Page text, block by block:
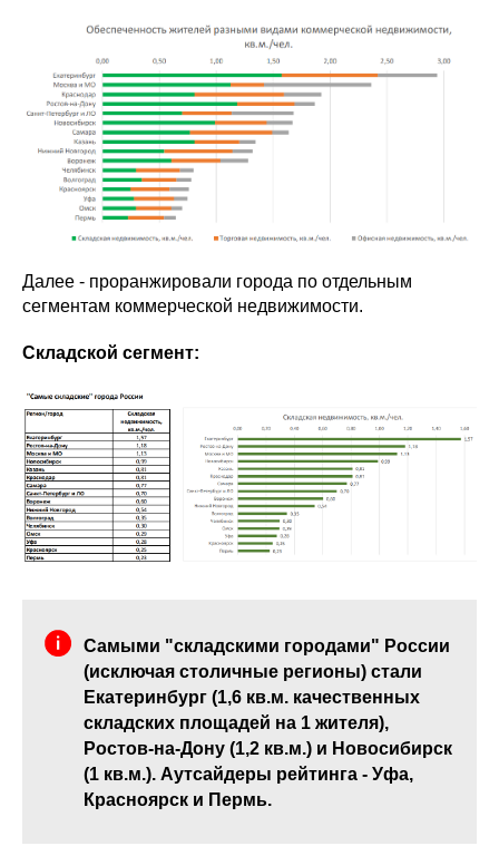
Далее - проранжировали города по отдельным
сегментам коммерческой недвижимости.
Складской сегмент:
Самыми "складскими городами" России
(исключая столичные регионы) стали
Екатеринбург (1,6 кв.м. качественных
складских площадей на 1 жителя),
Ростов-на-Дону (1,2 кв.м.) и Новосибирск
(1 кв.м.). Аутсайдеры рейтинга - Уфа,
Красноярск и Пермь.